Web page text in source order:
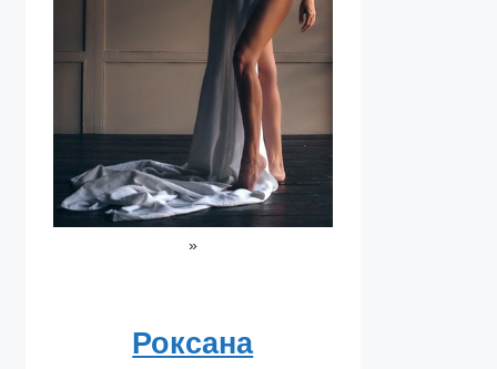
»
Роксана